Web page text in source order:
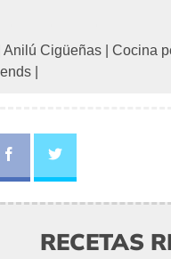
Anilú Cigüeñas Cocina
RECETAS